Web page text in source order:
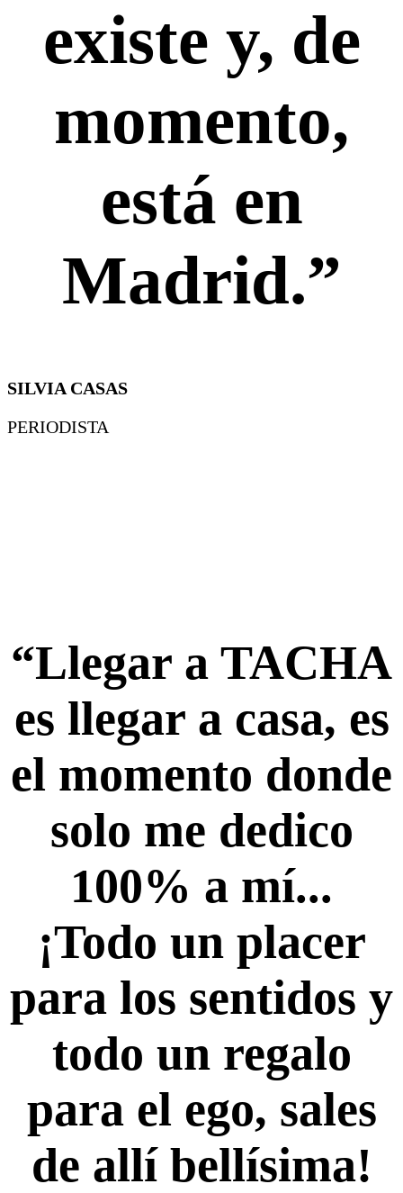
existe y, de
momento,
está en
Madrid.”
SILVIA CASAS
PERIODISTA
“Llegar a TACHA
es llegar a casa, es
el momento donde
solo me dedico
100% a mí...
¡Todo un placer
para los sentidos y
todo un regalo
para el ego, sales
de allí bellísima!